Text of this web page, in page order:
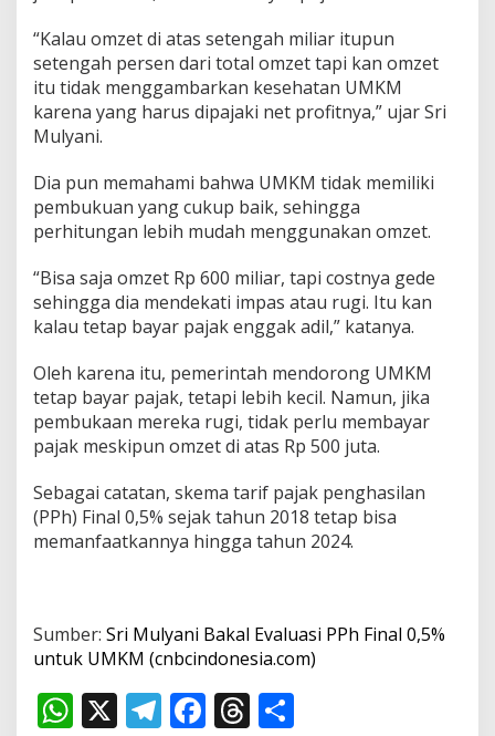
u
U
M
K
“Kalau omzet di atas setengah miliar itupun
setengah persen dari total omzet tapi kan omzet
itu tidak menggambarkan kesehatan UMKM
karena yang harus dipajaki net profitnya,” ujar Sri
Mulyani.
Dia pun memahami bahwa UMKM tidak memiliki
pembukuan yang cukup baik, sehingga
perhitungan lebih mudah menggunakan omzet.
“Bisa saja omzet Rp 600 miliar, tapi costnya gede
sehingga dia mendekati impas atau rugi. Itu kan
kalau tetap bayar pajak enggak adil,” katanya.
Oleh karena itu, pemerintah mendorong UMKM
tetap bayar pajak, tetapi lebih kecil. Namun, jika
pembukaan mereka rugi, tidak perlu membayar
pajak meskipun omzet di atas Rp 500 juta.
Sebagai catatan, skema tarif pajak penghasilan
(PPh) Final 0,5% sejak tahun 2018 tetap bisa
memanfaatkannya hingga tahun 2024.
Sumber: Sri Mulyani Bakal Evaluasi PPh Final 0,5%
untuk UMKM (cnbcindonesia.com)
W X T F T